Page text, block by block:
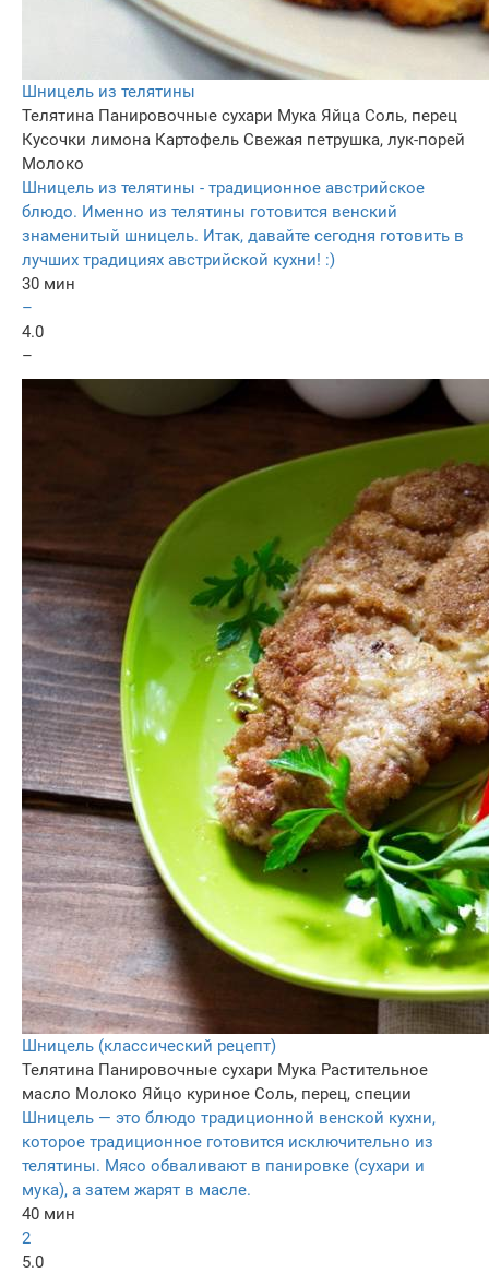
Шницель из телятины
Телятина Панировочные сухари Мука Яйца Соль, перец
Кусочки лимона Картофель Свежая петрушка, лук-порей
Молоко
Шницель из телятины - традиционное австрийское
блюдо. Именно из телятины готовится венский
знаменитый шницель. Итак, давайте сегодня готовить в
лучших традициях австрийской кухни! :)
30 мин
–
4.0
–
Шницель (классический рецепт)
Телятина Панировочные сухари Мука Растительное
масло Молоко Яйцо куриное Соль, перец, специи
Шницель — это блюдо традиционной венской кухни,
которое традиционное готовится исключительно из
телятины. Мясо обваливают в панировке (сухари и
мука), а затем жарят в масле.
40 мин
2
5.0